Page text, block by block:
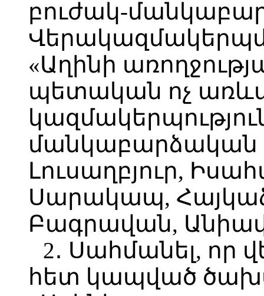
բուժակ-
«Աղինի
պետական ոչ
մանկաբարձական
Լուսաղբյուր,
Սարակապ,
Բագրավան,
2․ Սահմանել,
հետ կապված